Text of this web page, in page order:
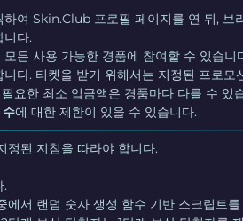
여 Skin.Club 프로필 페이지를 연 뒤, 브
니다.
든 사용 가능한 경품에 참여할 수 있습니
다. 티켓을 받기 위해서는 지정된 프로모
요한 최소 입금액은 경품마다 다를 수 있
수에 대한 제한이 있을 수 있습니다.
정된 지침을 따라야 합니다.
.
서 랜덤 숫자 생성 함수 기반 스크립트